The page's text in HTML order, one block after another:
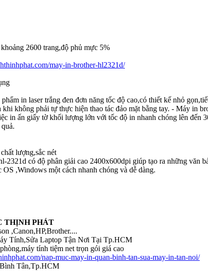
2600 trang,độ phủ mực 5%
may-in-brother-hl2321d/
in laser trắng đen đơn năng tốc độ cao,có thiết kế nhỏ
không phải tự thực hiện thao tác đảo mặt bằng tay. - Máy in
in ấn giấy tờ khối lượng lớn với tốc độ in nhanh chóng lên
lượng,sắc nét
2321d có độ phân giải cao 2400x600dpi giúp tạo ra những
,Windows một cách nhanh chóng và dễ dàng.
THỊNH PHÁT
,Canon,HP,Brother....
Tính,Sửa Laptop Tận Nơi Tại Tp.HCM
tính tiệm net trọn gói giá cao
nap-muc-may-in-quan-binh-tan-sua-may-in-tan-noi/
Tân,Tp.HCM